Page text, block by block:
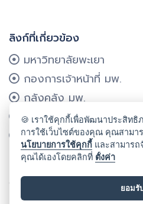
ลิงก์ที่เกี่ยวข้อง
มหาวิทยาลัยพะเยา
กองการเจ้าหน้าที่ มพ.
กลังคลัง มพ.
กองแผนงาน มพ.
ศูนย์บริการเทคโนโลยีฯ มพ.
ลิขสิทธิ์ © 2024 คณะรัฐศาสตร์และสั
🍪 เราใช้คุกกี้เพื่อพัฒนาประสิท
การใช้เว็บไซต์ของคุณ คุณสามา
นโยบายการใช้คุกกี้ และสามารถ
คุณได้เองโดยคลิกที่ ตั้งค่า
ยอมรั